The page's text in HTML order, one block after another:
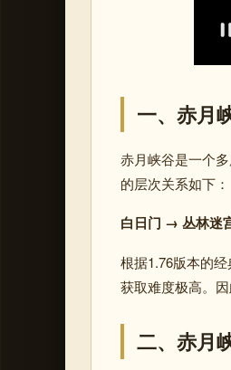
一、赤月
赤月峡谷是一个
的层次关系如下：
白日门 → 丛林迷
根据1.76版本的
获取难度极高。
二、赤月